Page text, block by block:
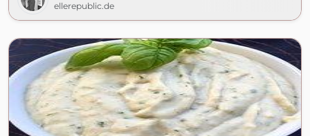
ellerepublic.de